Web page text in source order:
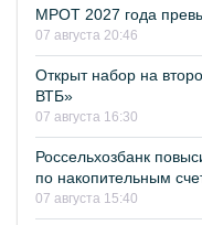
МРОТ 2027 года
07 августа 20:46
Открыт набор на
ВТБ»
07 августа 16:30
Россельхозбанк
по накопительным
07 августа 15:40